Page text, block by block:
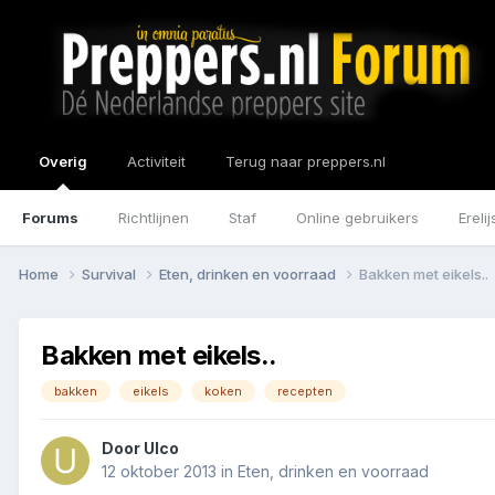
Overig
Forums Richtlijnen Staf Online gebruikers
Activiteit Terug naar preppers.nl
Home Survival Eten, drinken en voorraad Bakken met eikels..
Bakken met eikels..
bakken eikels koken recepten
Door Ulco
12 oktober 2013 in Eten, drinken en voorraad